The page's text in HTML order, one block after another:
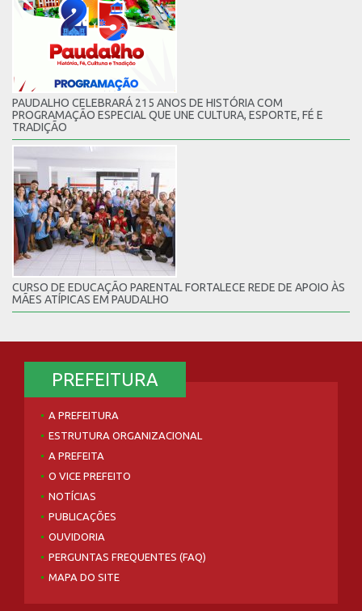
PAUDALHO CELEBRARÁ 215 ANOS DE HISTÓRIA COM
PROGRAMAÇÃO ESPECIAL QUE UNE CULTURA, ESPORTE, FÉ E
TRADIÇÃO
CURSO DE EDUCAÇÃO PARENTAL FORTALECE REDE DE APOIO ÀS
MÃES ATÍPICAS EM PAUDALHO
PREFEITURA
A PREFEITURA
ESTRUTURA ORGANIZACIONAL
A PREFEITA
O VICE PREFEITO
NOTÍCIAS
PUBLICAÇÕES
OUVIDORIA
PERGUNTAS FREQUENTES (FAQ)
MAPA DO SITE